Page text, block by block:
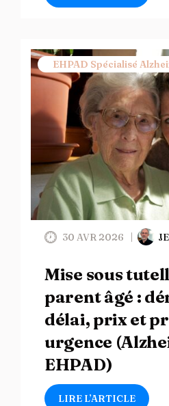
EHPAD Spécialisé
30 AVR 2026
Mise sous
parent âgé :
délai, prix et
urgence
EHPAD)
LIRE L’ARTICLE